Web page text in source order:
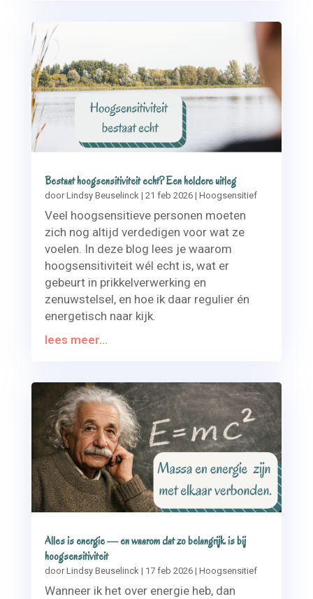
Bestaat hoogsensitiviteit echt? Een heldere uitleg
doorLindsy Beuselinck | 21 feb 2026| Hoogsensitief
Veel hoogsensitieve personen moeten
zich nog altijd verdedigen voor wat ze
voelen. In deze blog lees je waarom
hoogsensitiviteit wél echt is, wat er
gebeurt in prikkelverwerking en
zenuwstelsel, en hoe ik daar regulier én
energetisch naar kijk.
lees meer...
Alles is energie — en waarom dat zo belangrijk is bij
hoogsensitiviteit
doorLindsy Beuselinck| 17 feb 2026| Hoogsensitief
Wanneer ik het over energie heb, dan